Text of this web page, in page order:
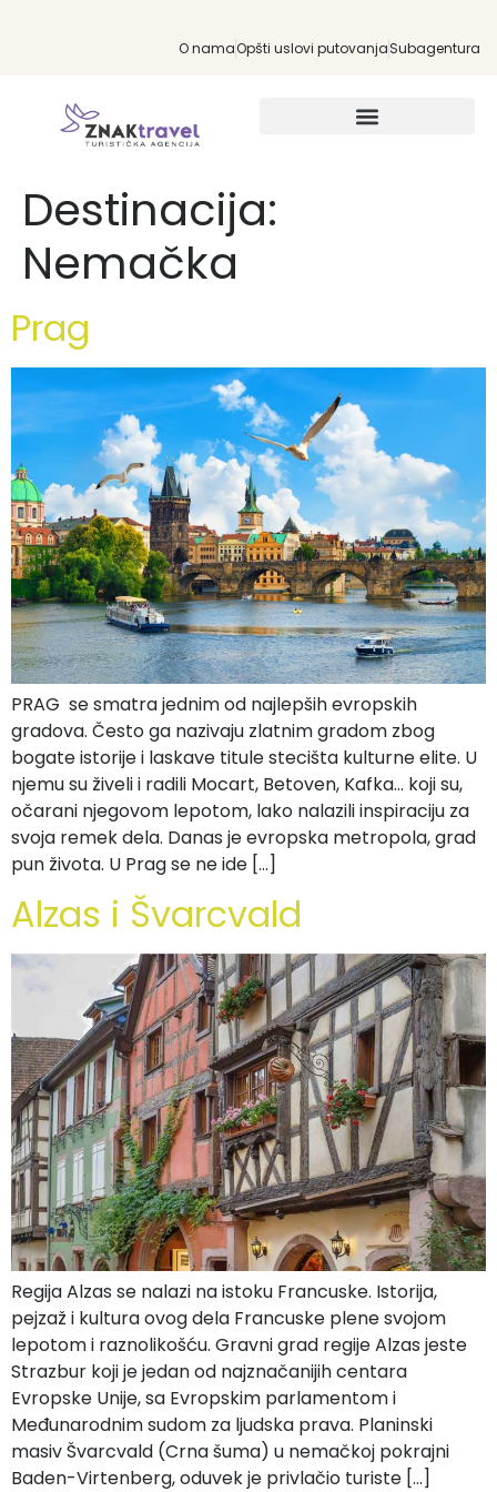
O namaOpšti uslovi putovanjaSubagentura
Destinacija:
Nemačka
Prag
PRAG se smatra jednim od najlepših evropskih
gradova. Često ga nazivaju zlatnim gradom zbog
bogate istorije i laskave titule stecišta kulturne elite. U
njemu su živeli i radili Mocart, Betoven, Kafka… koji su,
očarani njegovom lepotom, lako nalazili inspiraciju za
svoja remek dela. Danas je evropska metropola, grad
pun života. U Prag se ne ide […]
Alzas i Švarcvald
Regija Alzas se nalazi na istoku Francuske. Istorija,
pejzaž i kultura ovog dela Francuske plene svojom
lepotom i raznolikošću. Gravni grad regije Alzas jeste
Strazbur koji je jedan od najznačanijih centara
Evropske Unije, sa Evropskim parlamentom i
Međunarodnim sudom za ljudska prava. Planinski
masiv Švarcvald (Crna šuma) u nemačkoj pokrajni
Baden-Virtenberg, oduvek je privlačio turiste […]